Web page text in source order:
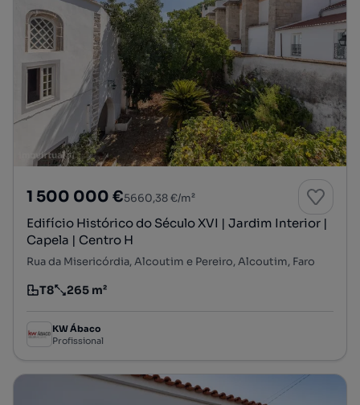
1 500 000 €5660,38 €/m²
Edifício Histórico do Século XVI | Jardim Interior |
Capela | Centro H
Rua da Misericórdia, Alcoutim e Pereiro, Alcoutim, Faro
Tipologia
T8
Preço por metro quadrado
265 m²
KW Ábaco
Profissional